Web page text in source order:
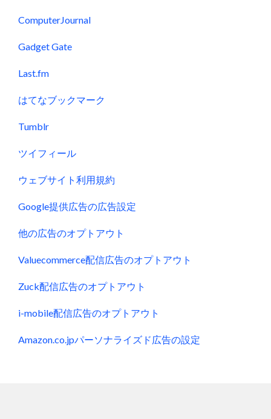
ComputerJournal
Gadget Gate
Last.fm
はてなブックマーク
Tumblr
ツイフィール
ウェブサイト利用規約
Google提供広告の広告設定
他の広告のオプトアウト
Valuecommerce配信広告のオプトアウト
Zuck配信広告のオプトアウト
i-mobile配信広告のオプトアウト
Amazon.co.jpパーソナライズド広告の設定